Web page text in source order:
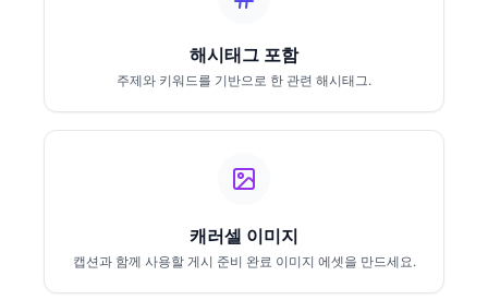
해시태그 포함
주제와 키워드를 기반으로 한 관련 해시태그.
캐러셀 이미지
캡션과 함께 사용할 게시 준비 완료 이미지 에셋을 만드세요.